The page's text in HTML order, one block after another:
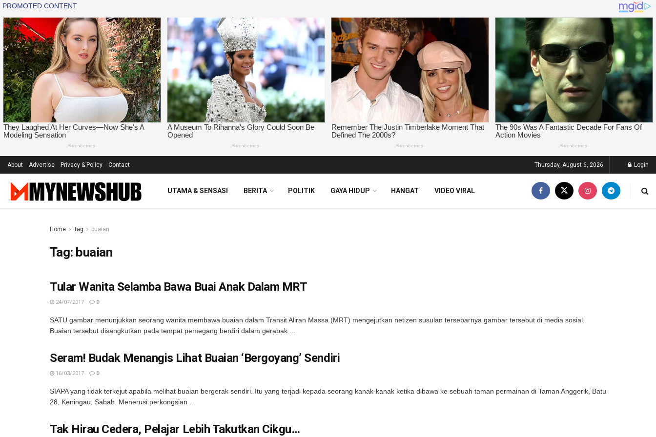
About Advertise Privacy & Policy Contact Thursday, August 6, 2026 Login
UTAMA & SENSASI BERITA POLITIK GAYA HIDUP HANGAT VIDEO VIRAL
Home Tag buaian
Tag: buaian
Tular Wanita Selamba Bawa Buai Anak Dalam MRT
24/07/2017 0
SATU gambar menunjukkan seorang wanita membawa buaian dalam Transit Aliran Massa (MRT) mengejutkan netizen susulan tersebarnya gambar tersebut di media sosial.
Buaian tersebut disangkutkan pada tempat pemegang berdiri dalam gerabak ...
Seram! Budak Menangis Lihat Buaian ‘Bergoyang’ Sendiri
16/03/2017 0
SIAPA yang tidak terkejut apabila melihat buaian bergerak sendiri. Itu yang terjadi kepada seorang kanak-kanak ketika dibawa ke sebuah taman permainan di Taman Anggerik, Batu
28, Keningau, Sabah. Menerusi perkongsian ...
Tak Hirau Cedera, Pelajar Lebih Takutkan Cikgu…